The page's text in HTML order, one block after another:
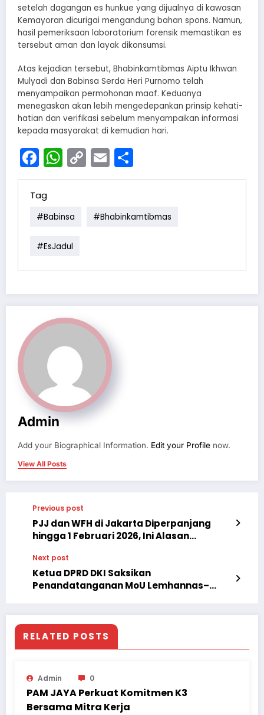
setelah dagangan es hunkue yang dijualnya di kawasan
Kemayoran dicurigai mengandung bahan spons. Namun,
hasil pemeriksaan laboratorium forensik memastikan es
tersebut aman dan layak dikonsumsi.
Atas kejadian tersebut, Bhabinkamtibmas Aiptu Ikhwan
Mulyadi dan Babinsa Serda Heri Purnomo telah
menyampaikan permohonan maaf. Keduanya
menegaskan akan lebih mengedepankan prinsip kehati-
hatian dan verifikasi sebelum menyampaikan informasi
kepada masyarakat di kemudian hari.
Facebook
WhatsApp
Copy
Link
Email
Tag
#Babinsa #Bhabinkamtibmas
#EsJadul
Admin
Add your Biographical Information. Edit your Profile now.
View All Posts
Previous post
PJJ dan WFH di Jakarta Diperpanjang
hingga 1 Februari 2026, Ini Alasan
Next post
Ketua DPRD DKI Saksikan
Penandatanganan MoU Lemhannas–
RELATED POSTS
Admin 0
PAM JAYA Perkuat Komitmen K3
Bersama Mitra Kerja